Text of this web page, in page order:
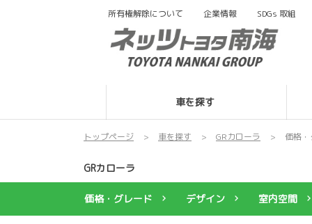
車を探す
所有権解除について 企業情報 SDGs 取組
トップページ 車を探す GRカローラ 価格
GRカローラ
価格・グレード デザイン 室内空間